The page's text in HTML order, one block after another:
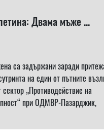
Двама мъже ...
са задържани заради
на един от пътните
„Противодействие на
при ОДМВР-Пазарджик,